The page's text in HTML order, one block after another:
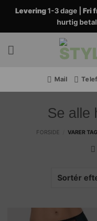
Fortsæt
indhold
Levering1-3 dage | Fri
hurtig
Mail
Se alle
FORSIDE VARER